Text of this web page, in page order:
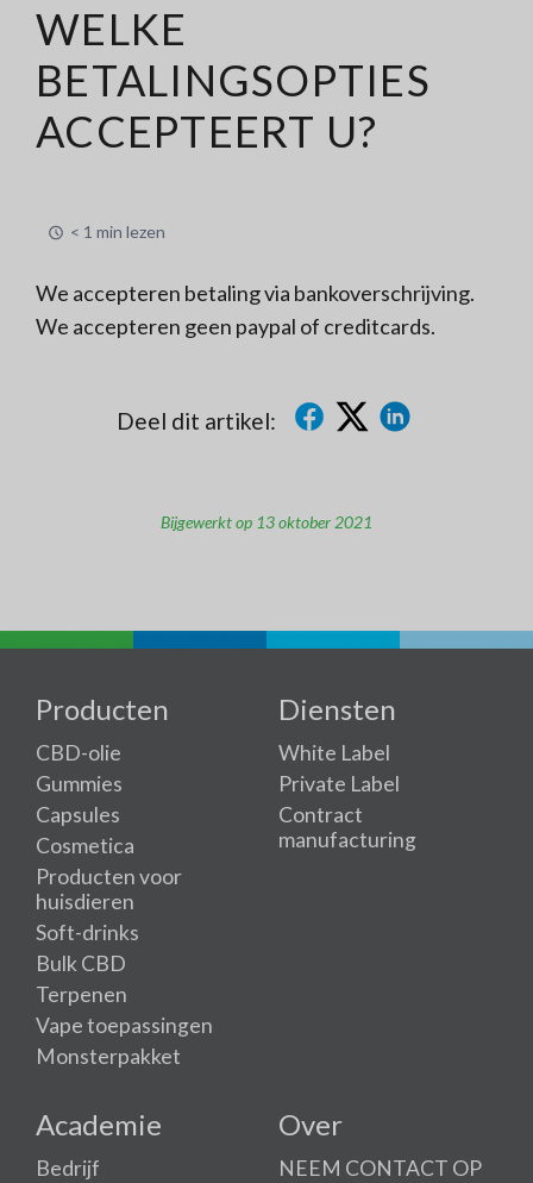
WELKE
BETALINGSOPTIES
ACCEPTEERT U?
< 1 min lezen
We accepteren betaling via bankoverschrijving.
We accepteren geen paypal of creditcards.
Deel dit artikel:
Bijgewerkt op 13 oktober 2021
Producten
CBD-olie
Gummies
Capsules
Cosmetica
Producten voor
huisdieren
Soft-drinks
Bulk CBD
Terpenen
Vape toepassingen
Monsterpakket
Diensten
White Label
Private Label
Contract
manufacturing
Academie
Bedrijf
Over
NEEM CONTACT OP